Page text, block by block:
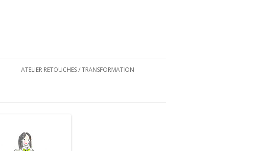
ATELIER RETOUCHES / TRANSFORMATION